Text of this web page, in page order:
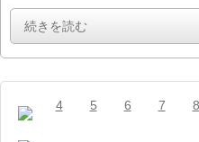
続きを読む
4 5 6 7 8